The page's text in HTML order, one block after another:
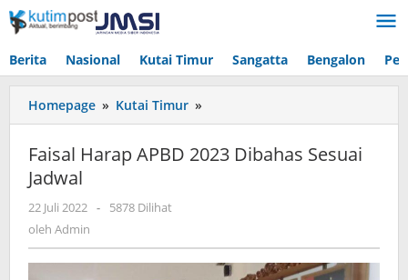
Lewati
ke
Berita Nasional Kutai Timur Sangatta Bengalon
Homepage » Kutai Timur »
Harap
2023
Faisal Harap APBD 2023 Dibahas Sesuai
Jadwal
22 Juli 2022 oleh
-
5878 Dilihat
oleh Admin